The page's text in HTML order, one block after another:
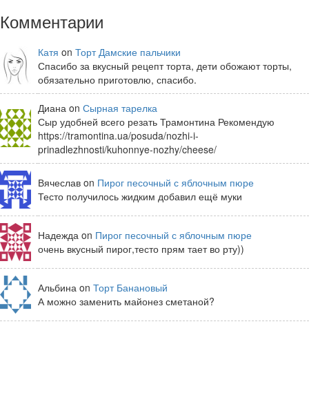
Комментарии
Катя on Торт Дамские пальчики
Спасибо за вкусный рецепт торта, дети обожают торты,
обязательно приготовлю, спасибо.
Диана on Сырная тарелка
Сыр удобней всего резать Трамонтина Рекомендую
https://tramontina.ua/posuda/nozhi-i-
prinadlezhnosti/kuhonnye-nozhy/cheese/
Вячеслав on Пирог песочный с яблочным пюре
Тесто получилось жидким добавил ещё муки
Надежда on Пирог песочный с яблочным пюре
очень вкусный пирог,тесто прям тает во рту))
Альбина on Торт Банановый
А можно заменить майонез сметаной?